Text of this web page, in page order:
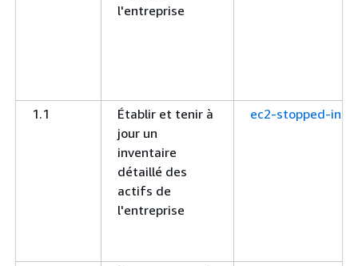
l'entreprise
1.1
Établir et tenir à
jour un
inventaire
détaillé des
actifs de
l'entreprise
ec2-stopped-